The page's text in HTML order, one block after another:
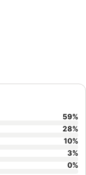
59%
28%
10%
3%
0%